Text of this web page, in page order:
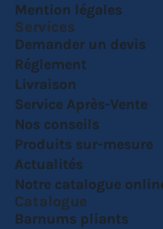
Mention légales
Services
Demander un devis
Réglement
Livraison
Service Après-Vente
Nos conseils
Produits sur-mesure
Actualités
Notre catalogue
Catalogue
Barnums pliants